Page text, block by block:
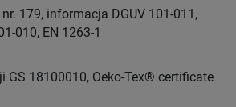
179, informacja DGUV 101-011,
010, EN 1263-1
GS 18100010, Oeko-Tex® certificate